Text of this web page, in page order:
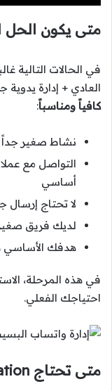
متى يكون الحل
في الحالات التالية
العادي + إدارة
كافياً ومناسباً:
نشاط صغير جداً (أقل من 50–80
التواصل مع
أساسي
لا تحتاج إرسال
لديك فريق صغير (1–3 أشخاص) يديرون
هدفك الأساسي
احتياجك الفعلي.
متى تحتاج API + Automation؟